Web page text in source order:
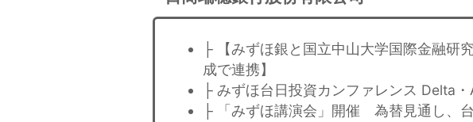
├ 【みずほ銀と国立中山大学国際金融研
成で連携】
├ みずほ台日投資カンファレンス Delta・
├ 「みずほ講演会」開催 為替見通し、